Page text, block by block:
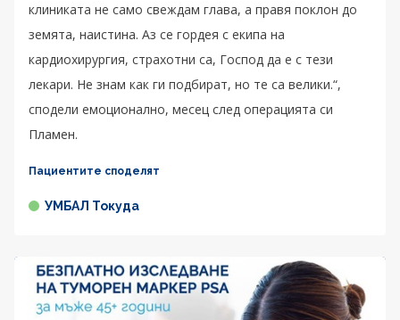
клиниката не само свеждам глава, а правя поклон до
земята, наистина. Аз се гордея с екипа на
кардиохирургия, страхотни са, Господ да е с тези
лекари. Не знам как ги подбират, но те са велики.“,
сподели емоционално, месец след операцията си
Пламен.
Пациентите споделят
УМБАЛ Токуда